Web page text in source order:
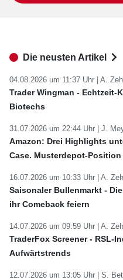
Die neusten Artikel
04.08.2026 um 11:37 Uhr | A.
Trader Wingman -
Biotechs
31.07.2026 um 22:44 Uhr | J.
Amazon: Drei Highlights
Case. Musterdepot-Position
16.07.2026 um 10:33 Uhr | A.
Saisonaler Bullenmarkt -
ihr Comeback feiern
14.07.2026 um 09:59 Uhr | A.
TraderFox Screener - RSL-
Aufwärtstrends
12.07.2026 um 13:05 Uhr | S.